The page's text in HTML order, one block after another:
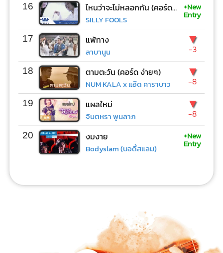
16 ไหนว่าจะไม่หลอกกัน (คอร์ด ง่ายๆ)
SILLY FOOLS
+New
Entry
17 แพ้ทาง
ลาบานูน
▼
-3
18 ตามตะวัน (คอร์ด ง่ายๆ)
NUM KALA x แอ๊ด คาราบาว
▼
-8
19 แผลใหม่
จินตหรา พูนลาภ
▼
-8
20 งมงาย
Bodyslam (บอดี้สแลม)
+New
Entry